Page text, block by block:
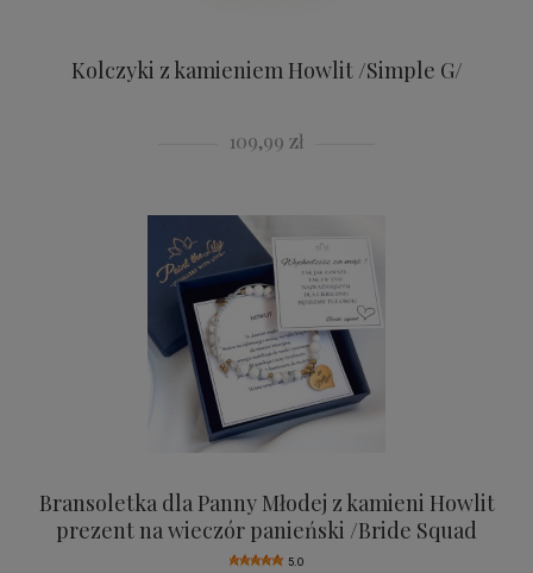
Kolczyki z kamieniem Howlit /Simple G/
109,99 zł
Bransoletka dla Panny Młodej z kamieni Howlit
prezent na wieczór panieński /Bride Squad
5.0